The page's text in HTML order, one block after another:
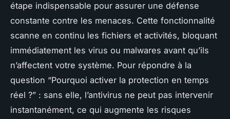
étape indispensable pour assurer une défense
constante contre les menaces. Cette fonctionnalité
scanne en continu les fichiers et activités, bloquant
immédiatement les virus ou malwares avant qu’ils
n’affectent votre système. Pour répondre à la
question “Pourquoi activer la protection en temps
réel ?” : sans elle, l’antivirus ne peut pas intervenir
instantanément, ce qui augmente les risques